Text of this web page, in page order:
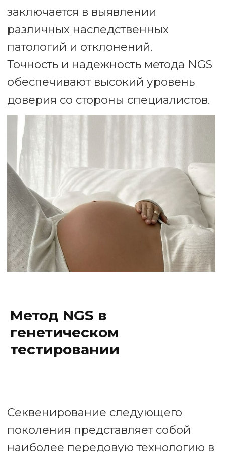
Метод NGS в
генетическом
тестировании
производительность и позволяет
множество образцов.
Метод NGS позволяет изучать все
23 пары хромосом, выявляя как
анеуплоидии (хромосомные
аномалии), так и структурные
аномалии.
Все услуги и цены